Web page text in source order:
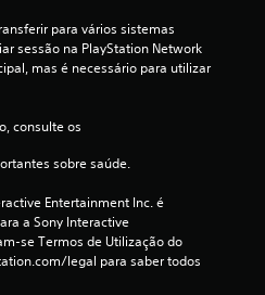
o
)
b
a
para vários sistemas
sessão na PlayStation Network
mas é necessário para utilizar
consulte os
sobre saúde.
Entertainment Inc. é
a Sony Interactive
se Termos de Utilização do
legal para saber todos